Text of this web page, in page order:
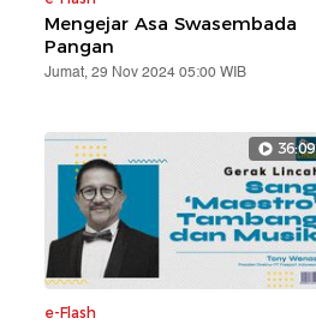
Mengejar Asa Swasembada
Pangan
Jumat, 29 Nov 2024 05:00 WIB
36:09
e-Flash